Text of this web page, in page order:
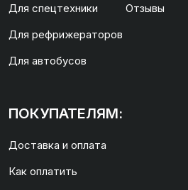
Для спецтехники
Для рефрижераторов
Для автобусов
Отзывы
ПОКУПАТЕЛЯМ:
Доставка и оплата
Как оплатить